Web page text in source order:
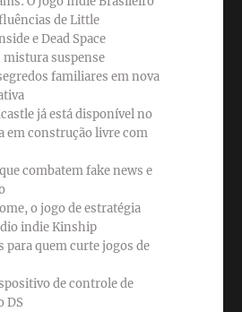
de Little
e Dead Space
suspense
familiares em nova
já está disponível no
em construção livre com
combatem fake news e
o jogo de estratégia
indie Kinship
para quem curte jogos de
de controle de
DS